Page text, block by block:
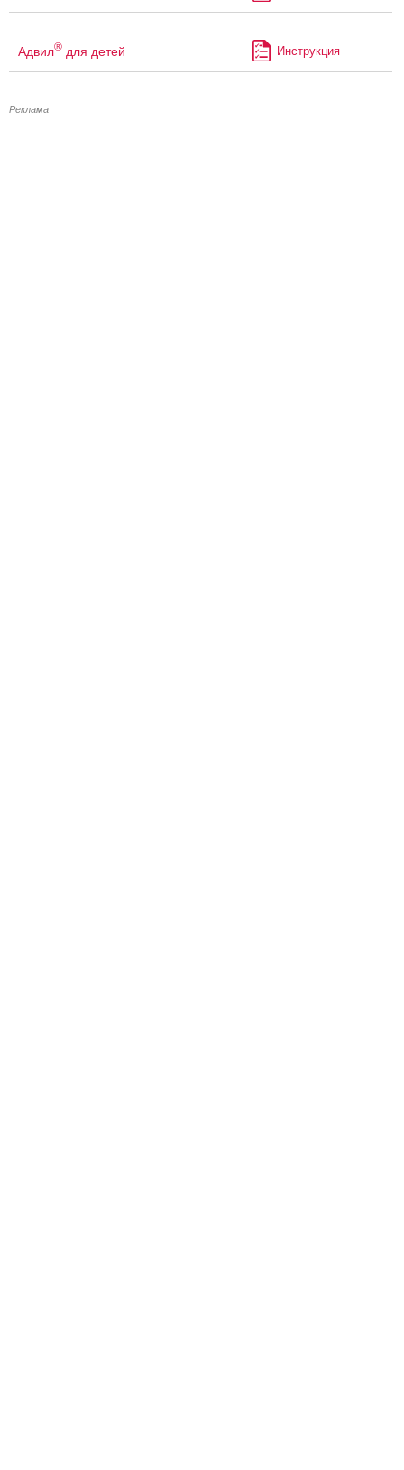
Адвил® для детей Инструкция
Реклама